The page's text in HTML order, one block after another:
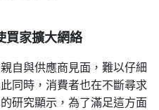
買家擴大網絡
自與供應商見面，難以仔細
同時，消費者也在不斷尋求
研究顯示，為了滿足這方面